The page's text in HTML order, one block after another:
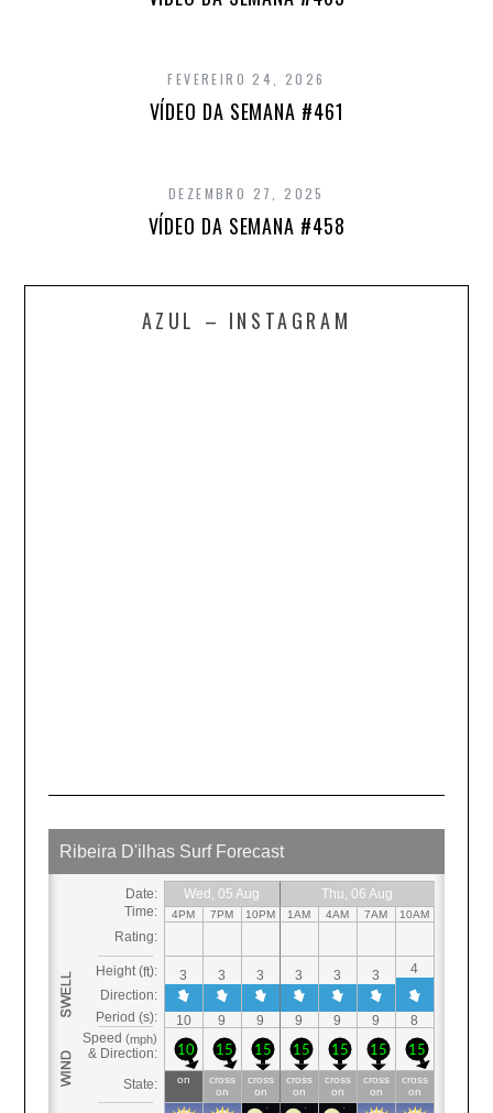
FEVEREIRO 24, 2026
VÍDEO DA SEMANA #461
DEZEMBRO 27, 2025
VÍDEO DA SEMANA #458
AZUL – INSTAGRAM